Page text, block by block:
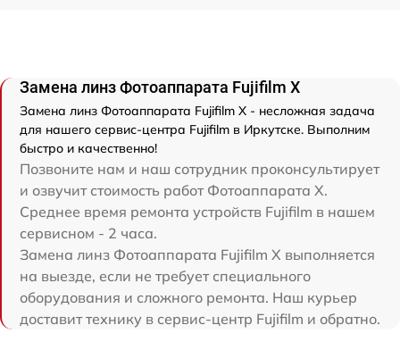
Замена линз Фотоаппарата Fujifilm X
Замена линз Фотоаппарата Fujifilm X - несложная задача
для нашего сервис-центра Fujifilm в Иркутске. Выполним
быстро и качественно!
Позвоните нам и наш сотрудник проконсультирует
и озвучит стоимость работ Фотоаппарата X.
Среднее время ремонта устройств Fujifilm в нашем
сервисном - 2 часа.
Замена линз Фотоаппарата Fujifilm X выполняется
на выезде, если не требует специального
оборудования и сложного ремонта. Наш курьер
доставит технику в сервис-центр Fujifilm и обратно.